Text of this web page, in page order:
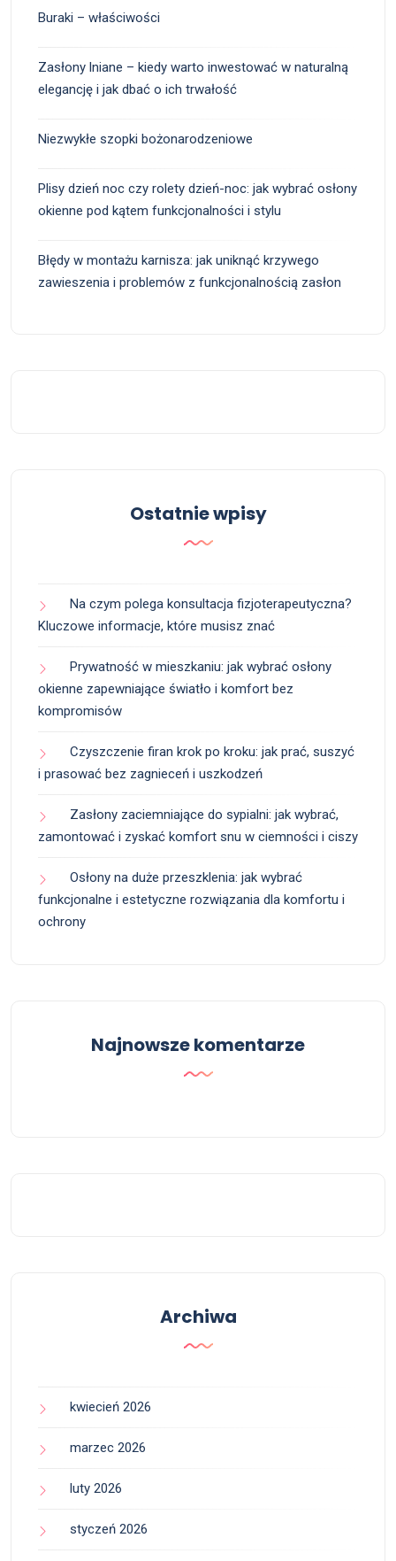
Buraki – właściwości
Zasłony lniane – kiedy warto inwestować w naturalną
elegancję i jak dbać o ich trwałość
Niezwykłe szopki bożonarodzeniowe
Plisy dzień noc czy rolety dzień-noc: jak wybrać osłony
okienne pod kątem funkcjonalności i stylu
Błędy w montażu karnisza: jak uniknąć krzywego
zawieszenia i problemów z funkcjonalnością zasłon
Ostatnie wpisy
Na czym polega konsultacja fizjoterapeutyczna?
Kluczowe informacje, które musisz znać
Prywatność w mieszkaniu: jak wybrać osłony
okienne zapewniające światło i komfort bez
kompromisów
Czyszczenie firan krok po kroku: jak prać, suszyć
i prasować bez zagnieceń i uszkodzeń
Zasłony zaciemniające do sypialni: jak wybrać,
zamontować i zyskać komfort snu w ciemności i ciszy
Osłony na duże przeszklenia: jak wybrać
funkcjonalne i estetyczne rozwiązania dla komfortu i
ochrony
Najnowsze komentarze
Archiwa
kwiecień 2026
marzec 2026
luty 2026
styczeń 2026